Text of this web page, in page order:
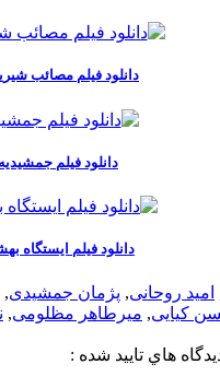
دانلود فیلم مصائب
دانلود فیلم جمشیدیه
دانلود فیلم ایستگاه
امید روحانی, پژمان جمشیدی,
کیایی, میرطاهر مظلومی,
هاي تاييد شده :